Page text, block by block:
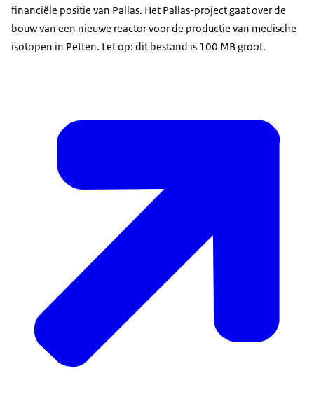
financiële positie van Pallas. Het Pallas-project gaat over de
bouw van een nieuwe reactor voor de productie van medische
isotopen in Petten. Let op: dit bestand is 100 MB groot.